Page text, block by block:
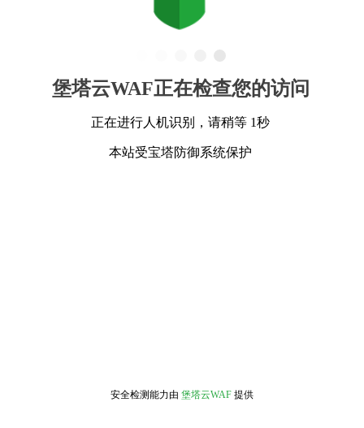
堡塔云WAF正在检查您的访问
正在进行人机识别，请稍等 1秒
本站受宝塔防御系统保护
安全检测能力由 堡塔云WAF 提供